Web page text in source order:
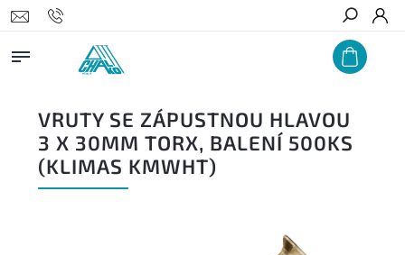
Hledat
VRUTY SE ZÁPUSTNOU HLAVOU
3 X 30MM TORX, BALENÍ 500KS
(KLIMAS KMWHT)